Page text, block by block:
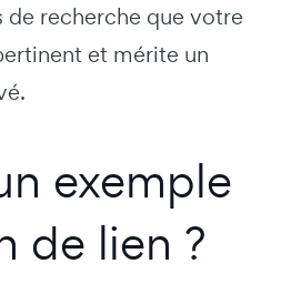
de recherche que votre
et mérite un
exemple
de lien ?